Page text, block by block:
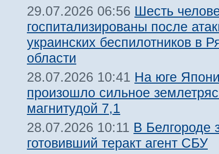
29.07.2026 06:56 Шесть
госпитализированы после
украинских беспилотников в
области
28.07.2026 10:41 На юге
произошло сильное
магнитудой 7,1
28.07.2026 10:11 В Белгороде
готовивший теракт агент СБУ